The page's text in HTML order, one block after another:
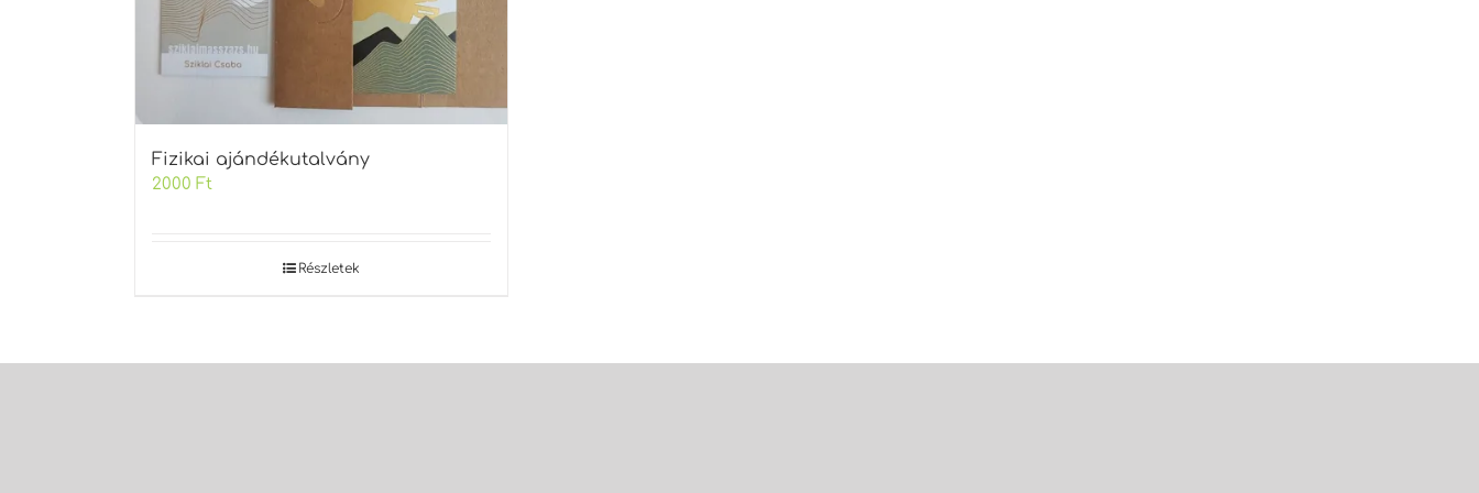
Fizikai ajándékutalvány
2000 Ft
Részletek